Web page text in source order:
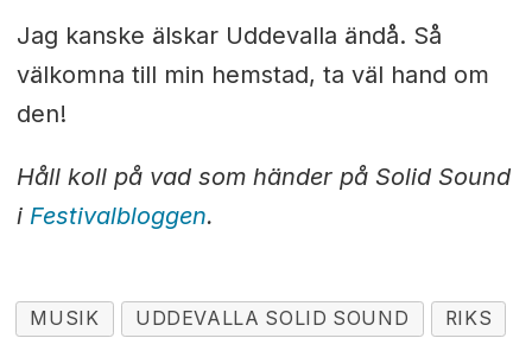
Jag kanske älskar Uddevalla ändå. Så
välkomna till min hemstad, ta väl hand om
den!
Håll koll på vad som händer på Solid Sound
i Festivalbloggen.
MUSIK UDDEVALLA SOLID SOUND
RIKS